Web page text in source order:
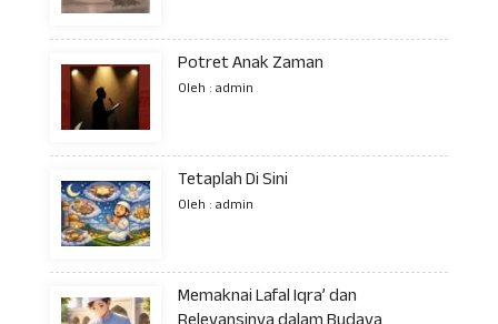
Potret Anak Zaman
Oleh : admin
Tetaplah Di Sini
Oleh : admin
Memaknai Lafal Iqra’ dan